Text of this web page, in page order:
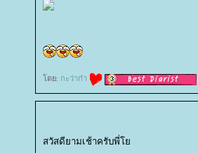
ดย: กะว่าก๋า
สวัสดียามเช้าครับพี่